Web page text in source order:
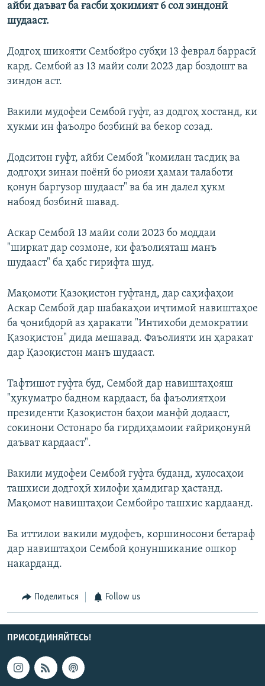
айби даъват ба ғасби ҳокимият 6 сол зиндонӣ
шудааст.
Додгоҳ шикояти Сембойро субҳи 13 феврал баррасӣ
кард. Сембой аз 13 майи соли 2023 дар боздошт ва
зиндон аст.
Вакили мудофеи Сембой гуфт, аз додгоҳ хостанд, ки
ҳукми ин фаъолро бозбинӣ ва бекор созад.
Додситон гуфт, айби Сембой "комилан тасдиқ ва
додгоҳи зинаи поёнӣ бо риояи ҳамаи талаботи
қонун баргузор шудааст" ва ба ин далел ҳукм
набояд бозбинӣ шавад.
Аскар Сембой 13 майи соли 2023 бо моддаи
"ширкат дар созмоне, ки фаъолияташ манъ
шудааст" ба ҳабс гирифта шуд.
Мақомоти Қазоқистон гуфтанд, дар саҳифаҳои
Аскар Сембой дар шабакаҳои иҷтимоӣ навиштаҳое
ба ҷонибдорӣ аз ҳаракати "Интихоби демократии
Қазоқистон" дида мешавад. Фаъолияти ин ҳаракат
дар Қазоқистон манъ шудааст.
Тафтишот гуфта буд, Сембой дар навиштаҳояш
"ҳукуматро бадном кардааст, ба фаъолиятҳои
президенти Қазоқистон баҳои манфӣ додааст,
сокинони Остонаро ба гирдиҳамоии ғайриқонунӣ
даъват кардааст".
Вакили мудофеи Сембой гуфта буданд, хулосаҳои
ташхиси додгоҳӣ хилофи ҳамдигар ҳастанд.
Мақомот навиштаҳои Сембойро ташхис кардаанд.
Ба иттилои вакили мудофеъ, коршиносони бетараф
дар навиштаҳои Сембой қонуншикание ошкор
накарданд.
Поделиться Follow us
ПРИСОЕДИНЯЙТЕСЬ!